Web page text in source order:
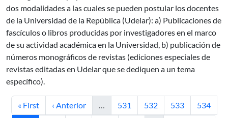
dos modalidades a las cuales se pueden postular los docentes
de la Universidad de la República (Udelar): a) Publicaciones de
fascículos o libros producidas por investigadores en el marco
de su actividad académica en la Universidad, b) publicación de
números monográficos de revistas (ediciones especiales de
revistas editadas en Udelar que se dediquen a un tema
específico).
Primera página
« First Página anterior
‹ Anterior … Página
531 Página
532 Página
533 Página
534